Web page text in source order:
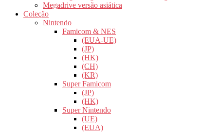
Megadrive versão asiática
Coleção
Nintendo
Famicom & NES
(EUA-UE)
(JP)
(HK)
(CH)
(KR)
Super Famicom
(JP)
(HK)
Super Nintendo
(UE)
(EUA)